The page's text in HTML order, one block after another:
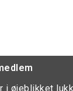
i øjeblikket